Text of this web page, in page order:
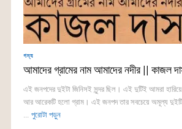
গদ্য
আমাদের গ্রামের নাম আমাদের নদীর || কাজল
এই জনপদের দুইটা জিনিসই সুন্দর ছিল। এই দুটিই আমরা
আর আরেকটি হলো গ্রাম। এই জনপদ তার সবচেয়ে অমূল্য দুইটি
... পুরোটা পড়ুন